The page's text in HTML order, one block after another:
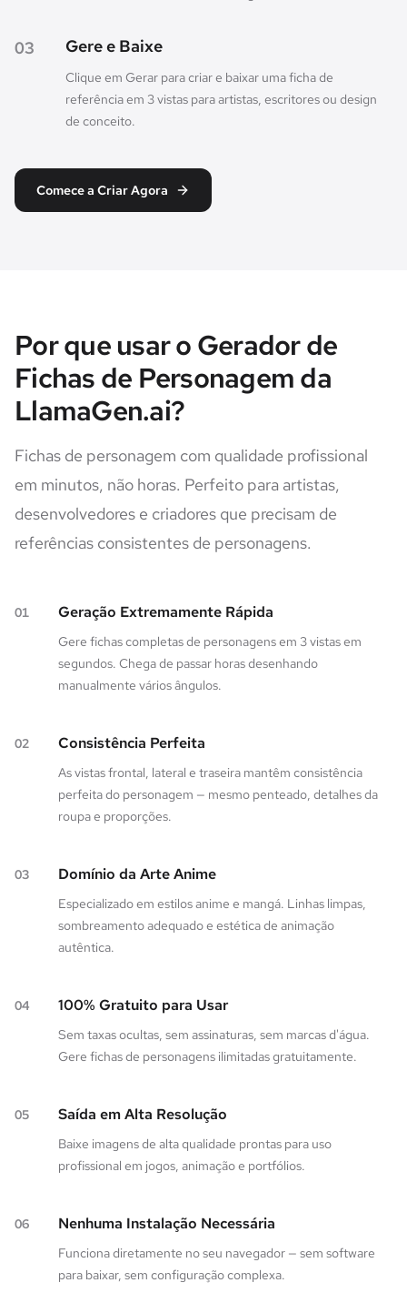
03 Gere e Baixe
Clique em Gerar para criar e baixar uma ficha de
referência em 3 vistas para artistas, escritores ou design
de conceito.
Comece a Criar Agora
Por que usar o Gerador de
Fichas de Personagem da
LlamaGen.ai?
Fichas de personagem com qualidade profissional
em minutos, não horas. Perfeito para artistas,
desenvolvedores e criadores que precisam de
referências consistentes de personagens.
01 Geração Extremamente Rápida
Gere fichas completas de personagens em 3 vistas em
segundos. Chega de passar horas desenhando
manualmente vários ângulos.
02 Consistência Perfeita
As vistas frontal, lateral e traseira mantêm consistência
perfeita do personagem — mesmo penteado, detalhes da
roupa e proporções.
03 Domínio da Arte Anime
Especializado em estilos anime e mangá. Linhas limpas,
sombreamento adequado e estética de animação
autêntica.
04 100% Gratuito para Usar
Sem taxas ocultas, sem assinaturas, sem marcas d'água.
Gere fichas de personagens ilimitadas gratuitamente.
05 Saída em Alta Resolução
Baixe imagens de alta qualidade prontas para uso
profissional em jogos, animação e portfólios.
06 Nenhuma Instalação Necessária
Funciona diretamente no seu navegador — sem software
para baixar, sem configuração complexa.